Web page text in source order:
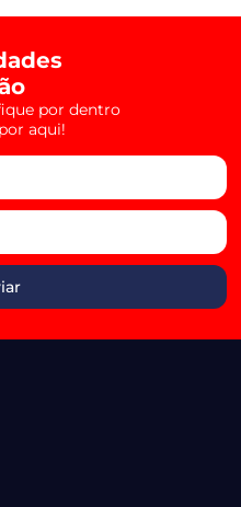
por dentro
aqui!